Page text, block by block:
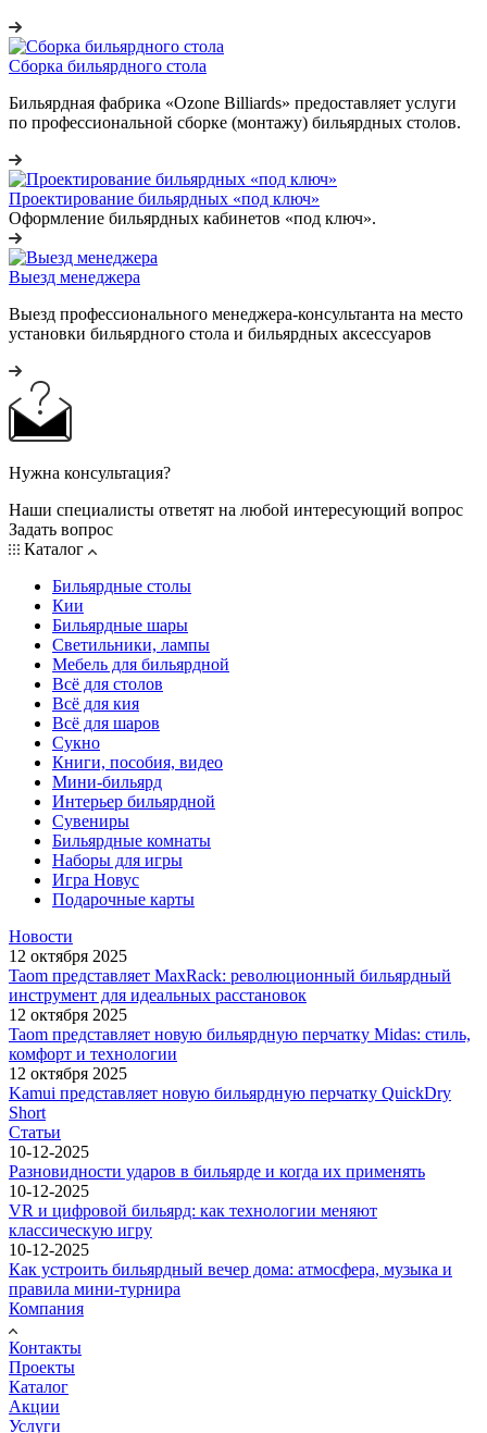
Сборка бильярдного стола
Бильярдная фабрика «Ozone Billiards» предоставляет услуги
по профессиональной сборке (монтажу) бильярдных столов.
Проектирование бильярдных «под ключ»
Оформление бильярдных кабинетов «под ключ».
Выезд менеджера
Выезд профессионального менеджера-консультанта на место
установки бильярдного стола и бильярдных аксессуаров
Нужна консультация?
Наши специалисты ответят на любой интересующий вопрос
Задать вопрос
Каталог
Бильярдные столы
Кии
Бильярдные шары
Светильники, лампы
Мебель для бильярдной
Всё для столов
Всё для кия
Всё для шаров
Сукно
Книги, пособия, видео
Мини-бильярд
Интерьер бильярдной
Сувениры
Бильярдные комнаты
Наборы для игры
Игра Новус
Подарочные карты
Новости
12 октября 2025
Taom представляет MaxRack: революционный бильярдный
инструмент для идеальных расстановок
12 октября 2025
Taom представляет новую бильярдную перчатку Midas: стиль,
комфорт и технологии
12 октября 2025
Kamui представляет новую бильярдную перчатку QuickDry
Short
Статьи
10-12-2025
Разновидности ударов в бильярде и когда их применять
10-12-2025
VR и цифровой бильярд: как технологии меняют
классическую игру
10-12-2025
Как устроить бильярдный вечер дома: атмосфера, музыка и
правила мини-турнира
Компания
Контакты
Проекты
Каталог
Акции
Услуги